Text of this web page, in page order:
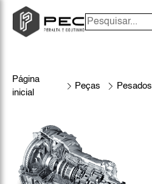
Página
inicial
Peças Pesados